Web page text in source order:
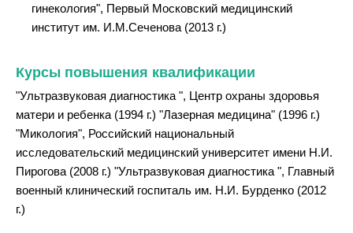
гинекология", Первый Московский медицинский
институт им. И.М.Сеченова (2013 г.)
Курсы повышения квалификации
"Ультразвуковая диагностика ", Центр охраны здоровья
матери и ребенка (1994 г.) "Лазерная медицина" (1996 г.)
"Микология", Российский национальный
исследовательский медицинский университет имени Н.И.
Пирогова (2008 г.) "Ультразвуковая диагностика ", Главный
военный клинический госпиталь им. Н.И. Бурденко (2012
г.)